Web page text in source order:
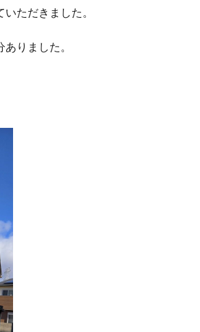
ただきました。
りました。